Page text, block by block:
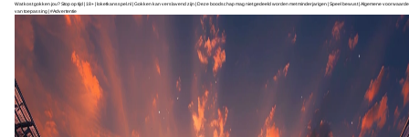
Wat kost gokken jou? Stop op tijd | 18+ | loketkansspel.nl | Gokken kan verslavend zijn | Deze boodschap mag niet gedeeld worden met minderjarigen | Speel bewust | Algemene
van toepassing | #Advertentie
National , Frankrijk
National, Frankrijk